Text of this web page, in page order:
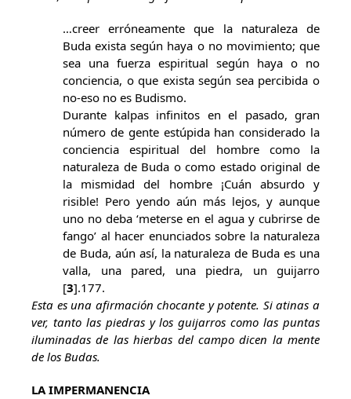
…creer erróneamente que la naturaleza de
Buda exista según haya o no movimiento; que
sea una fuerza espiritual según haya o no
conciencia, o que exista según sea percibida o
no-eso no es Budismo.
Durante kalpas infinitos en el pasado, gran
número de gente estúpida han considerado la
conciencia espiritual del hombre como la
naturaleza de Buda o como estado original de
la mismidad del hombre ¡Cuán absurdo y
risible! Pero yendo aún más lejos, y aunque
uno no deba ‘meterse en el agua y cubrirse de
fango’ al hacer enunciados sobre la naturaleza
de Buda, aún así, la naturaleza de Buda es una
valla, una pared, una piedra, un guijarro
[3].177.
Esta es una afirmación chocante y potente. Si atinas a
ver, tanto las piedras y los guijarros como las puntas
iluminadas de las hierbas del campo dicen la mente
de los Budas.
LA IMPERMANENCIA